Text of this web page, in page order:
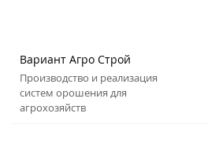
Вариант Агро Строй
Производство и реализация
систем орошения для
агрохозяйств